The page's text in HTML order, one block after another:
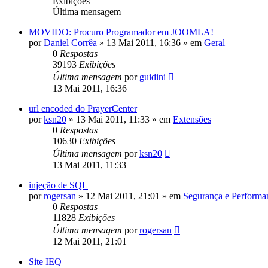
Última mensagem
MOVIDO: Procuro Programador em JOOMLA!
porDaniel Corrêa » 13 Mai 2011, 16:36 » em Geral
0 Respostas
39193 Exibições
Última mensagem por guidini
13 Mai 2011, 16:36
url encoded do PrayerCenter
porksn20 » 13 Mai 2011, 11:33 » em Extensões
0 Respostas
10630 Exibições
Última mensagem porksn20
13 Mai 2011, 11:33
injeção de SQL
porrogersan » 12 Mai 2011, 21:01 » em Segurança e
0 Respostas
11828 Exibições
Última mensagem porrogersan
12 Mai 2011, 21:01
Site IEQ